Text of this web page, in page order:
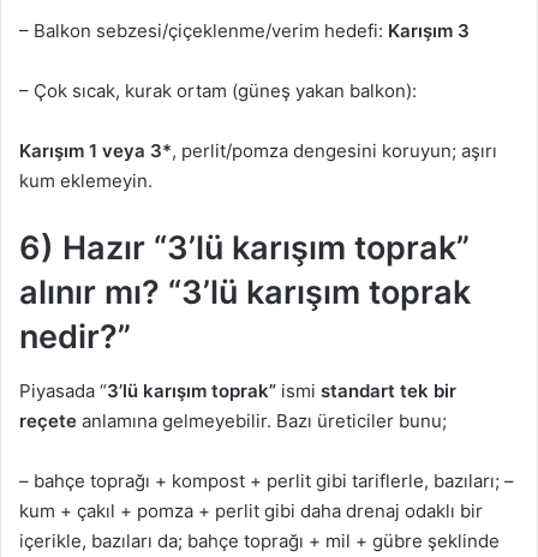
– Balkon sebzesi/çiçeklenme/verim hedefi: Karışım 3
– Çok sıcak, kurak ortam (güneş yakan balkon):
Karışım 1 veya 3*, perlit/pomza dengesini koruyun; aşırı
kum eklemeyin.
6) Hazır “3’lü karışım toprak”
alınır mı? “3’lü karışım toprak
nedir?”
Piyasada “3’lü karışım toprak” ismi standart tek bir
reçete anlamına gelmeyebilir. Bazı üreticiler bunu;
– bahçe toprağı + kompost + perlit gibi tariflerle, bazıları; –
kum + çakıl + pomza + perlit gibi daha drenaj odaklı bir
içerikle, bazıları da; bahçe toprağı + mil + gübre şeklinde